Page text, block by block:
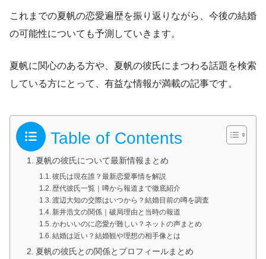
これまでの夏帆の恋愛遍歴を振り返りながら、今後の結婚
の可能性についても予測していきます。
夏帆に関心のある方や、夏帆の彼氏にまつわる話題を検索
している方にとって、有益な情報が満載の記事です。
Table of Contents
夏帆の彼氏について最新情報まとめ
彼氏は現在誰？最新恋愛事情を解説
歴代彼氏一覧｜噂から報道まで徹底紹介
渡辺大知の交際はいつから？結婚目前の噂を調査
新井浩文の関係｜破局理由と当時の報道
かわいいのに恋愛が難しい？ネットの声まとめ
結婚は近い？結婚観や理想の相手像とは
夏帆の彼氏との関係とプロフィールまとめ